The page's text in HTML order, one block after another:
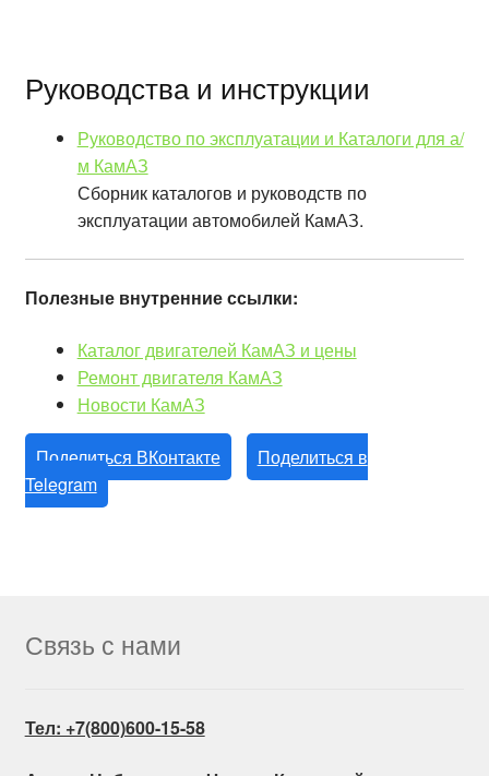
Руководства и инструкции
Руководство по эксплуатации и Каталоги для а/
м КамАЗ
Сборник каталогов и руководств по
эксплуатации автомобилей КамАЗ.
Полезные внутренние ссылки:
Каталог двигателей КамАЗ и цены
Ремонт двигателя КамАЗ
Новости КамАЗ
Поделиться ВКонтакте
Поделиться в
Telegram
Связь с нами
Тел: +7(800)600-15-58